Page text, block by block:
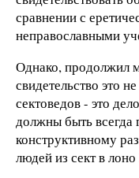
сравнении с
неправославными
Однако, продолжил
свидетельство это
сектоведов - это
должны быть всегда
конструктивному
людей из сект в